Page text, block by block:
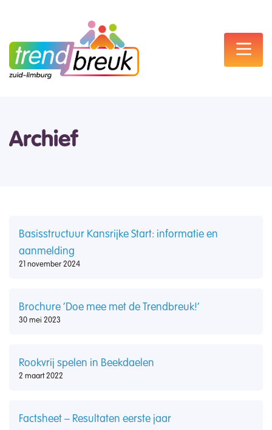
Archief
Basisstructuur Kansrijke Start: informatie en
aanmelding
21 november 2024
Brochure ‘Doe mee met de Trendbreuk!’
30 mei 2023
Rookvrij spelen in Beekdaelen
2 maart 2022
Factsheet – Resultaten eerste jaar